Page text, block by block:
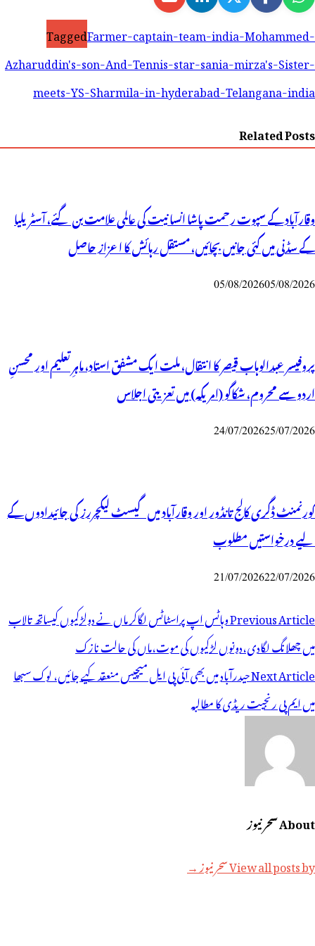
TaggedFarmer-captain-team-india-Mohammed-
Azharuddin's-son-And-Tennis-star-sania-mirza's-Sister-
meets-YS-Sharmila-in-hyderabad-Telangana-india
Related Posts
وقارآباد کے سپوت رحمت پاشا انسانیت کی عالمی علامت بن گئے، آسٹریلیا
کے سڈنی میں کئی جانیں بچائیں، مستقل رہائش کا اعزاز حاصل
05/08/202605/08/2026
پروفیسر عبدالوہاب قیصر کا انتقال، ملت ایک مشفق استاد، ماہرِتعلیم اور محسنِ
اردو سے محروم، شکاگو (امریکہ) میں تعزیتی اجلاس
24/07/202625/07/2026
گورنمنٹ ڈگری کالج تانڈور اور وقارآباد میں گیسٹ لیکچررز کی جائیدادوں کے
لیے درخواستیں مطلوب
21/07/202622/07/2026
پوسٹوں
کی
نیویگیشن
Previous Articleوہاٹس اپ پراسٹاٹس لگاکر ماں نے دولڑکیوں کیساتھ تالاب
میں چھلانگ لگادی،دونوں لڑکیوں کی موت،ماں کی حالت نازک
Next Articleحیدرآباد میں بھی آئی پی ایل میچیس منعقد کیے جائیں، لوک سبھا
میں ایم پی رنجیت ریڈی کا مطالبہ
About سحر نیوز
View all posts by سحر نیوز →